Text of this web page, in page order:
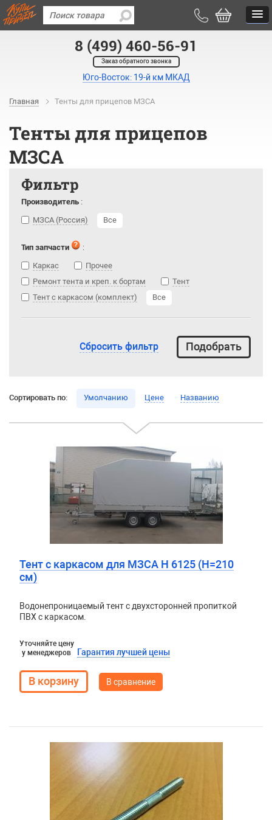
8 (499) 460-56-91
Заказ обратного звонка
Юго-Восток: 19-й км МКАД
Главная Тенты для прицепов МЗСА
Тенты для прицепов
МЗСА
Фильтр
Производитель :
МЗСА (Россия)
Все
Тип запчасти
:
Каркас
Прочее
Ремонт тента и креп. к бортам
Тент
Тент с каркасом (комплект)
Все
Сбросить фильтр
Сортировать по: Умолчанию Цене Названию
Тент с каркасом для МЗСА H 6125 (Н=210
см)
Водонепроницаемый тент с двухсторонней пропиткой
ПВХ с каркасом.
Уточняйте цену
у менеджеров
Гарантия лучшей цены
В сравнение